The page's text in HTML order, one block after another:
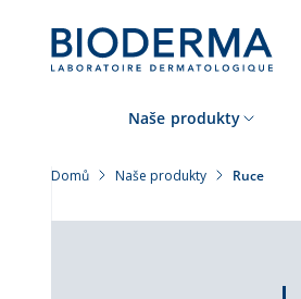
Naše produkty
Domů Naše produkty Ruce